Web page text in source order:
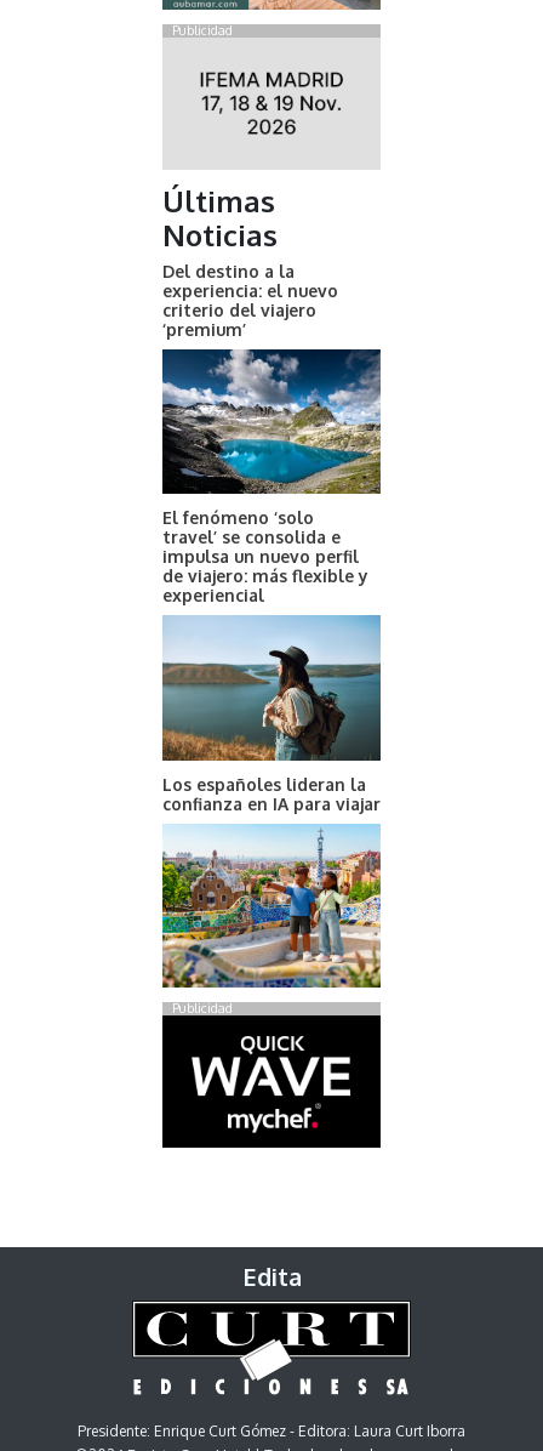
Publicidad
Últimas
Noticias
Del destino a la
experiencia: el nuevo
criterio del viajero
‘premium’
El fenómeno ‘solo
travel’ se consolida e
impulsa un nuevo perfil
de viajero: más flexible y
experiencial
Los españoles lideran la
confianza en IA para viajar
Publicidad
Edita
Presidente: Enrique Curt Gómez - Editora: Laura Curt Iborra